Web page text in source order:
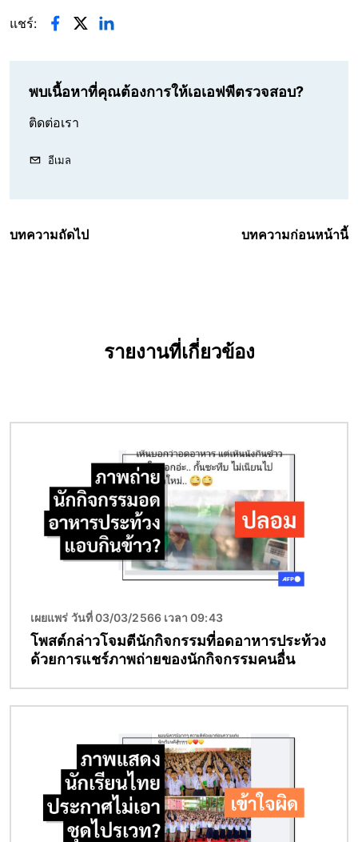
แชร์:
พบเนื้อหาที่คุณต้องการให้เอเอฟพีตรวจสอบ?
ติดต่อเรา
อีเมล
บทความถัดไป บทความก่อนหน้านี้
รายงานที่เกี่ยวข้อง
เผยแพร่ วันที่ 03/03/2566 เวลา 09:43
โพสต์กล่าวโจมตีนักกิจกรรมที่อดอาหารประท้วง
ด้วยการแชร์ภาพถ่ายของนักกิจกรรมคนอื่น